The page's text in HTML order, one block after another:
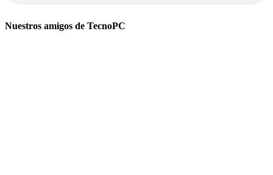
Nuestros amigos de TecnoPC